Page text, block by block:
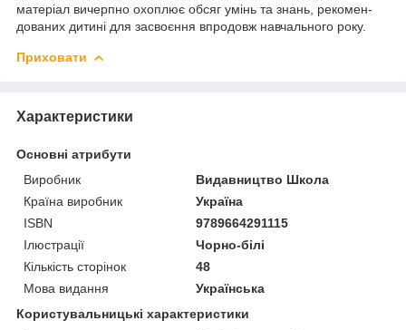
матеріал вичерпно охоплює обсяг умінь та знань, рекомен-
дованих дитині для засвоєння впродовж навчального року.
Приховати
Характеристики
Основні атрибути
Виробник
Видавництво Школа
Країна виробник
Україна
ISBN
9789664291115
Ілюстрації
Чорно-білі
Кількість сторінок
48
Мова видання
Українська
Користувальницькі характеристики